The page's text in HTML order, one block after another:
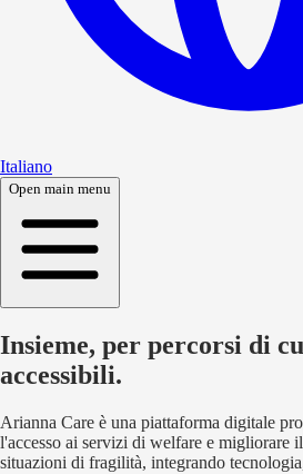
Italiano
Open main menu
Insieme, per percorsi di
accessibili.
Arianna Care è una piattaforma digitale
l'accesso ai servizi di welfare e migliorare
situazioni di fragilità, integrando